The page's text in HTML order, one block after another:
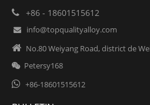
 +86 - 18601515612
 info@topqualityalloy.com
 No.80 Weiyang Road, district de
 Petersy168
 +86-18601515612